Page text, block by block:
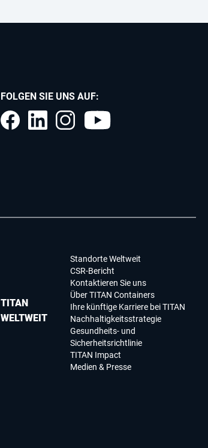
FOLGEN SIE UNS AUF:
TITAN
WELTWEIT
Standorte Weltweit
CSR-Bericht
Kontaktieren Sie uns
Über TITAN Containers
Ihre künftige Karriere bei TITAN
Nachhaltigkeitsstrategie
Gesundheits- und
Sicherheitsrichtlinie
TITAN Impact
Medien & Presse